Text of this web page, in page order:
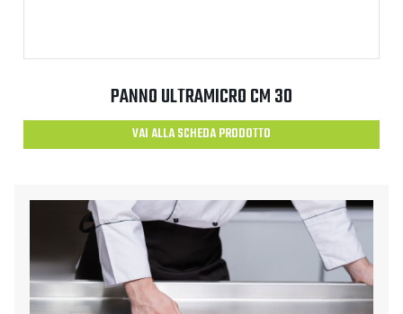
PANNO ULTRAMICRO CM 30
VAI ALLA SCHEDA PRODOTTO